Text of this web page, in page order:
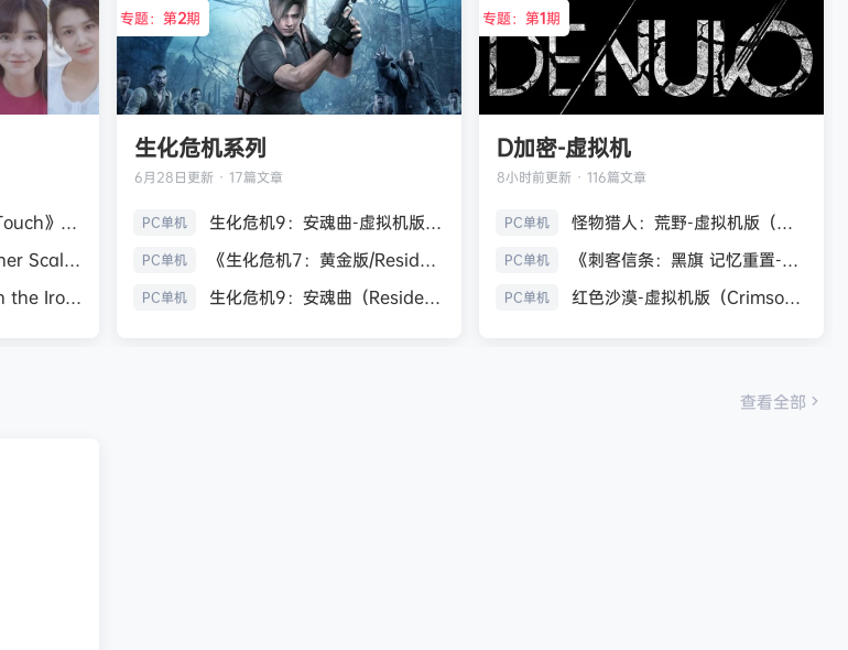
《魅魔的游戏/Soul Touch》免安装中文版
《天平游戏1:抉择/Inner Scales 1：Choice》免安装中文版
《铁门之下/Beneath the Iron Gate》免安装中文版
专题：第2期
生化危机系列
6月28日更新 · 17篇文章
PC单机 生化危机9：安魂曲-虚拟机版（Resident Evil Requiem HYPERVISOR）免安装中文版
PC单机 《生化危机7：黄金版/Resident Evil 7 Biohazard》免安装中文版
PC单机 生化危机9：安魂曲（Resident Evil Requiem）免安装中文版
专题：第1期
D加密-虚拟机
8小时前更新 · 116篇文章
PC单机 怪物猎人：荒野-虚拟机版（Monster Hunter Wilds HYPERVISOR）免安装中文版
PC单机 《刺客信条：黑旗 记忆重置-虚拟机版/Assassin’s Creed Black Flag Resynced HYPERVISOR》免安装中文版
PC单机 红色沙漠-虚拟机版（Crimson Desert HYPERVISOR）免安装中文版
查看全部